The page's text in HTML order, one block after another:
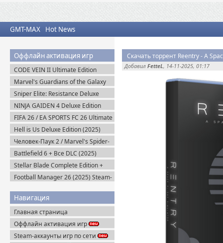
GMT-MAX Hot News
Оффлайн активация игр
CODE VEIN II Ultimate Edition
(2026) Steam-Rip
Marvel's Guardians of the Galaxy
Deluxe Edition (2021) Steam-Rip
Sniper Elite: Resistance Deluxe
Edition (2025) Steam-Rip
NINJA GAIDEN 4 Deluxe Edition
v.1.0.4.0 (2025) Portable
FIFA 26 / EA SPORTS FC 26 Ultimate
Edition (2025) EA-Rip
Hell is Us Deluxe Edition (2025)
Пиратка
Человек-Паук 2 / Marvel's Spider-
Man 2 на ПК / PC v.2.727.0.0 (2025)
Пиратка
Battlefield 6 + Все DLC (2025)
Portable
Stellar Blade Complete Edition +
Все DLC (2025) Пиратка
Football Manager 26 (2025) Steam-
Навигация
Главная страница
Оффлайн активация игр
Steam-аккаунты игр по сети
Скачать торрент Reentry - A
Добавил FetteL, 14-11-2025, 01:17